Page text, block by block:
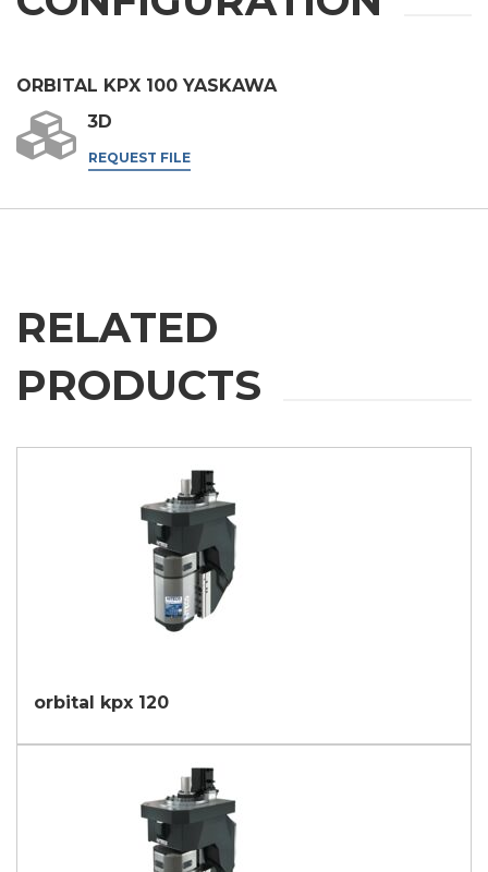
我同意
我同意
的。.
第三方授权
司和/或集团外的外部第三方，例如行业运营商，用于其营
提交
ORBITAL KPX 100 YASKAWA
3D
REQUEST FILE
RELATED
PRODUCTS
orbital kpx 120